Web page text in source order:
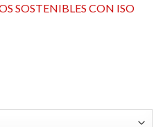
SOSTENIBLES CON ISO